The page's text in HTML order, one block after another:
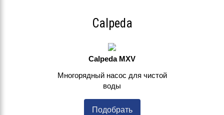
Calpeda
Calpeda MXV
Многорядный насос для чистой
воды
Подобрать